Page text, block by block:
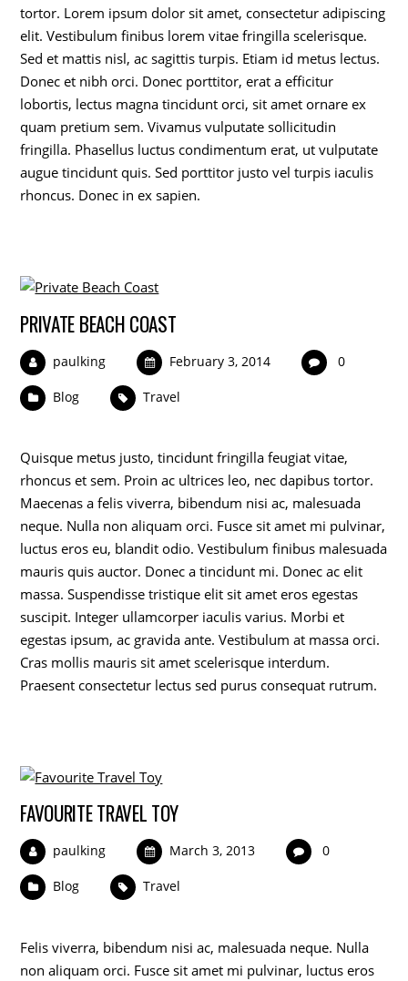
tortor. Lorem ipsum dolor sit amet, consectetur adipiscing
elit. Vestibulum finibus lorem vitae fringilla scelerisque.
Sed et mattis nisl, ac sagittis turpis. Etiam id metus lectus.
Donec et nibh orci. Donec porttitor, erat a efficitur
lobortis, lectus magna tincidunt orci, sit amet ornare ex
quam pretium sem. Vivamus vulputate sollicitudin
fringilla. Phasellus luctus condimentum erat, ut vulputate
augue tincidunt quis. Sed porttitor justo vel turpis iaculis
rhoncus. Donec in ex sapien.
PRIVATE BEACH COAST
paulking February 3, 2014 0
Blog Travel
Quisque metus justo, tincidunt fringilla feugiat vitae,
rhoncus et sem. Proin ac ultrices leo, nec dapibus tortor.
Maecenas a felis viverra, bibendum nisi ac, malesuada
neque. Nulla non aliquam orci. Fusce sit amet mi pulvinar,
luctus eros eu, blandit odio. Vestibulum finibus malesuada
mauris quis auctor. Donec a tincidunt mi. Donec ac elit
massa. Suspendisse tristique elit sit amet eros egestas
suscipit. Integer ullamcorper iaculis varius. Morbi et
egestas ipsum, ac gravida ante. Vestibulum at massa orci.
Cras mollis mauris sit amet scelerisque interdum.
Praesent consectetur lectus sed purus consequat rutrum.
FAVOURITE TRAVEL TOY
paulking March 3, 2013 0
Blog Travel
Felis viverra, bibendum nisi ac, malesuada neque. Nulla
non aliquam orci. Fusce sit amet mi pulvinar, luctus eros